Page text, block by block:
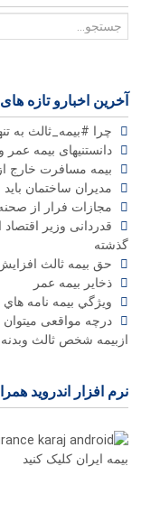
آخرین اخبارو تازه
چرا #بیمه_ثالث به
دانستنیهای بیمه
بیمه مسافرت خارج
مدیران ساختمان باید
مجازات فرار از
قدردانی وزیر
گذشته
حق بیمه ثالث
ذخاير بيمه عمر
ويژگي بيمه نامه
درچه مواقعی
ازبیمه شخص ثالث وبدنه
نرم افزار اندروید
بیمه ایران کلیک کنید